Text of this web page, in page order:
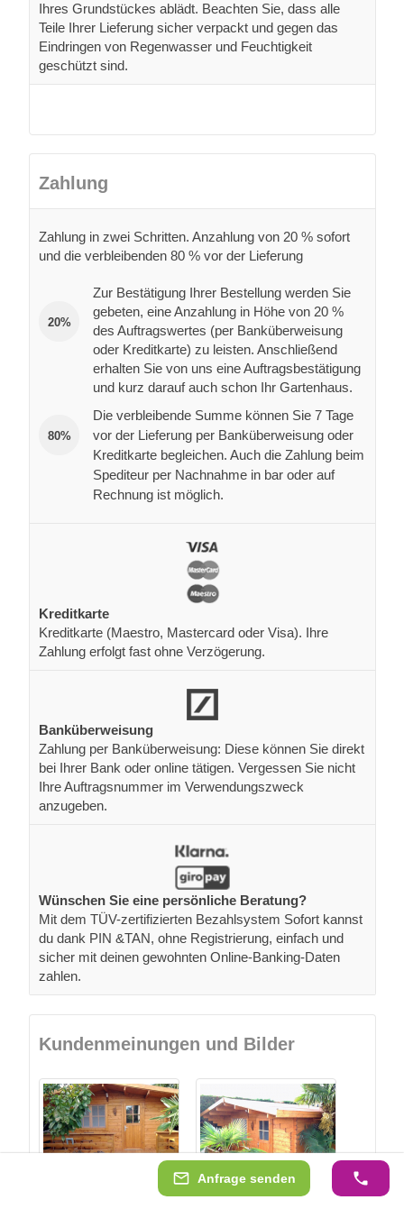
Ihres Grundstückes ablädt. Beachten Sie, dass alle
Teile Ihrer Lieferung sicher verpackt und gegen das
Eindringen von Regenwasser und Feuchtigkeit
geschützt sind.
Zahlung
Zahlung in zwei Schritten. Anzahlung von 20 % sofort
und die verbleibenden 80 % vor der Lieferung
20%
Zur Bestätigung Ihrer Bestellung werden Sie
gebeten, eine Anzahlung in Höhe von 20 %
des Auftragswertes (per Banküberweisung
oder Kreditkarte) zu leisten. Anschließend
erhalten Sie von uns eine Auftragsbestätigung
und kurz darauf auch schon Ihr Gartenhaus.
80%
Die verbleibende Summe können Sie 7 Tage
vor der Lieferung per Banküberweisung oder
Kreditkarte begleichen. Auch die Zahlung beim
Spediteur per Nachnahme in bar oder auf
Rechnung ist möglich.
Kreditkarte
Kreditkarte (Maestro, Mastercard oder Visa). Ihre
Zahlung erfolgt fast ohne Verzögerung.
Banküberweisung
Zahlung per Banküberweisung: Diese können Sie direkt
bei Ihrer Bank oder online tätigen. Vergessen Sie nicht
Ihre Auftragsnummer im Verwendungszweck
anzugeben.
Wünschen Sie eine persönliche Beratung?
Mit dem TÜV-zertifizierten Bezahlsystem Sofort kannst
du dank PIN &TAN, ohne Registrierung, einfach und
sicher mit deinen gewohnten Online-Banking-Daten
zahlen.
Kundenmeinungen und Bilder
Anfrage senden